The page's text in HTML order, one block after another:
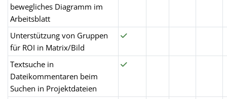
bewegliches Diagramm im
Arbeitsblatt
Unterstützung von Gruppen
für ROI in Matrix/Bild
Textsuche in
Dateikommentaren beim
Suchen in Projektdateien